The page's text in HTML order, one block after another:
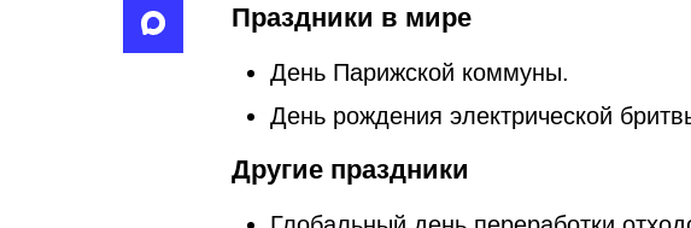
Праздники в мире
День Парижской коммуны.
День рождения электрической
Другие праздники